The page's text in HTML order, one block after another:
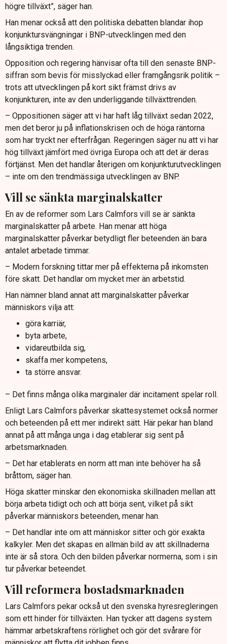
högre tillväxt”, säger han.
Han menar också att den politiska debatten blandar ihop
konjunktursvängningar i BNP-utvecklingen med den
långsiktiga trenden.
Opposition och regering hänvisar ofta till den senaste BNP-
siffran som bevis för misslyckad eller framgångsrik politik –
trots att utvecklingen på kort sikt främst drivs av
konjunkturen, inte av den underliggande tillväxttrenden.
– Oppositionen säger att vi har haft låg tillväxt sedan 2022,
men det beror ju på inflationskrisen och de höga räntorna
som har tryckt ner efterfrågan. Regeringen säger nu att vi har
hög tillväxt jämfört med övriga Europa och att det är deras
förtjänst. Men det handlar återigen om konjunkturutvecklingen
– inte om den trendmässiga utvecklingen av BNP.
Vill se sänkta marginalskatter
En av de reformer som Lars Calmfors vill se är sänkta
marginalskatter på arbete. Han menar att höga
marginalskatter påverkar betydligt fler beteenden än bara
antalet arbetade timmar.
– Modern forskning tittar mer på effekterna på inkomsten
före skatt. Det handlar om mycket mer än arbetstid.
Han nämner bland annat att marginalskatter påverkar
människors vilja att:
göra karriär,
byta arbete,
vidareutbilda sig,
skaffa mer kompetens,
ta större ansvar.
– Det finns många olika marginaler där incitament spelar roll.
Enligt Lars Calmfors påverkar skattesystemet också normer
och beteenden på ett mer indirekt sätt. Här pekar han bland
annat på att många unga i dag etablerar sig sent på
arbetsmarknaden.
– Det har etablerats en norm att man inte behöver ha så
bråttom, säger han.
Höga skatter minskar den ekonomiska skillnaden mellan att
börja arbeta tidigt och och att börja sent, vilket på sikt
påverkar människors beteenden, menar han.
– Det handlar inte om att människor sitter och gör exakta
kalkyler. Men det skapas en allmän bild av att skillnaderna
inte är så stora. Och den bilden påverkar normerna, som i sin
tur påverkar beteendet.
Vill reformera bostadsmarknaden
Lars Calmfors pekar också ut den svenska hyresregleringen
som ett hinder för tillväxten. Han tycker att dagens system
hämmar arbetskraftens rörlighet och gör det svårare för